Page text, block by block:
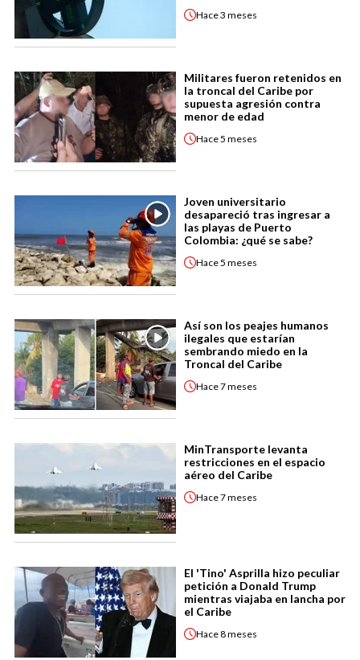
Hace3 meses
Militares fueron retenidos en
la troncal del Caribe por
supuesta agresión contra
menor de edad
Hace5 meses
Joven universitario
desapareció tras ingresar a
las playas de Puerto
Colombia: ¿qué se sabe?
Hace5 meses
Así son los peajes humanos
ilegales que estarían
sembrando miedo en la
Troncal del Caribe
Hace7 meses
MinTransporte levanta
restricciones en el espacio
aéreo del Caribe
Hace7 meses
El 'Tino' Asprilla hizo peculiar
petición a Donald Trump
mientras viajaba en lancha por
el Caribe
Hace8 meses